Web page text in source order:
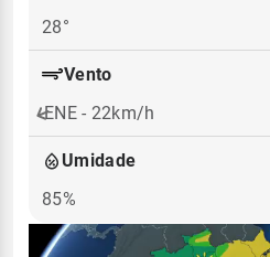
28°
Vento
ENE - 22km/h
Umidade
85%